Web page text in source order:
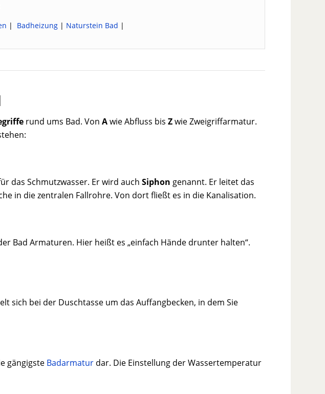
| Badheizung | Naturstein Bad |
rund ums Bad. VonAwie Abfluss bisZwie Zweigriffarmatur.
das Schmutzwasser. Er wird auchSiphon genannt. Er leitet das
in die zentralen Fallrohre. Von dort fließt es in die Kanalisation.
Bad Armaturen. Hier heißt es „einfach Hände drunter halten“.
sich bei der Duschtasse um das Auffangbecken, in dem Sie
gängigste Badarmatur dar. Die Einstellung der Wassertemperatur